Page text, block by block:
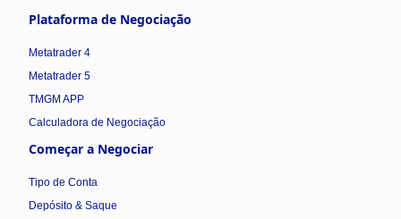
Plataforma de Negociação
Metatrader 4
Metatrader 5
TMGM APP
Calculadora de Negociação
Começar a Negociar
Tipo de Conta
Depósito & Saque